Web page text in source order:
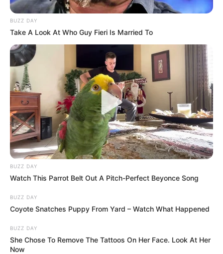
szolgálatteljesítés közben életét vesztette a Békés
Vármegyei Rendőr-főkapitányság kiváló
munkatársa, Szöllősi Tamás rendőr zászlós,
járőrparancsnok”. A közlemény szerint a rendőr a
hivatását teljesítve, szolgálat közben halt meg,
miközben a magyar állampolgárok biztonságáért
dolgozott.
Mindössze 34 éves volt
BUZZ DAY
Take A Look At Who Guy Fieri Is Married To
BUZZ DAY
Watch This Parrot Belt Out A Pitch-Perfect Beyonce Song
BUZZ DAY
Coyote Snatches Puppy From Yard – Watch What Happened
BUZZ DAY
She Chose To Remove The Tattoos On Her Face. Look At Her
Now